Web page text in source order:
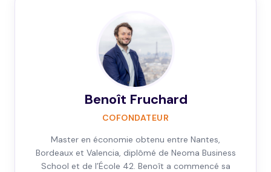
Benoît Fruchard
COFONDATEUR
Master en économie obtenu entre Nantes,
Bordeaux et Valencia, diplômé de Neoma Business
School et de l’École 42. Benoît a commencé sa